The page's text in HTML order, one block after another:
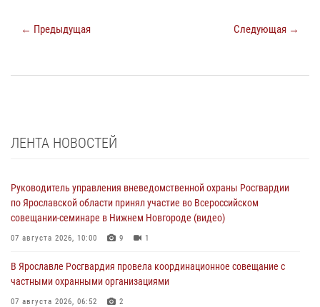
← Предыдущая Следующая →
ЛЕНТА НОВОСТЕЙ
Руководитель управления вневедомственной охраны Росгвардии
по Ярославской области принял участие во Всероссийском
совещании-семинаре в Нижнем Новгороде (видео)
07 августа 2026, 10:00 9 1
В Ярославле Росгвардия провела координационное совещание с
частными охранными организациями
07 августа 2026, 06:52 2